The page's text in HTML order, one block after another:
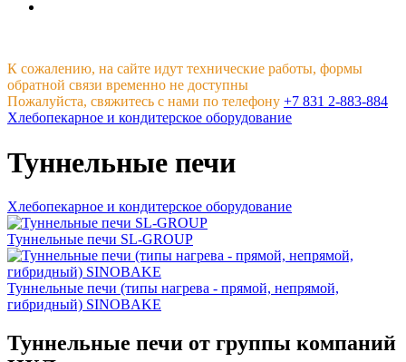
К сожалению, на сайте идут технические работы, формы
обратной связи временно не доступны
Пожалуйста, свяжитесь с нами по телефону +7 831 2-883-884
Хлебопекарное и кондитерское оборудование
Туннельные печи
Хлебопекарное и кондитерское оборудование
Туннельные печи SL-GROUP
Туннельные печи (типы нагрева - прямой, непрямой,
гибридный) SINOBAKE
Туннельные печи от группы компаний